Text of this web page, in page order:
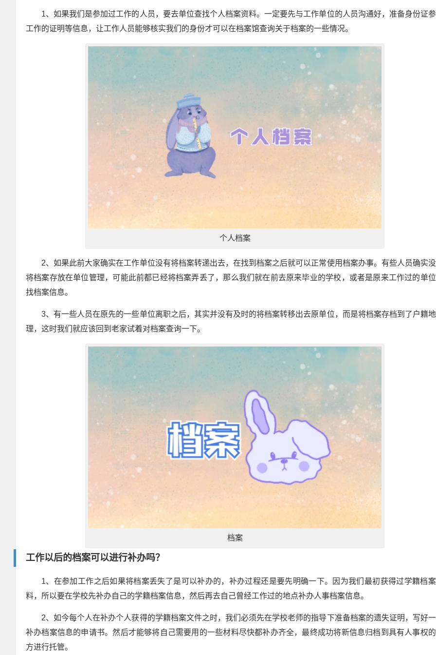
1、如果我们是参加过工作的人员，要去单位查找个人档案资料。一定要先与工作单位的人员沟通好，准备身份证
工作的证明等信息，让工作人员能够核实我们的身份才可以在档案馆查询关于档案的一些情况。
个人档案
2、如果此前大家确实在工作单位没有将档案转递出去，在找到档案之后就可以正常使用档案办事。有些人员确实
将档案存放在单位管理，可能此前都已经将档案弄丢了，那么我们就在前去原来毕业的学校，或者是原来工作过的单
找档案信息。
3、有一些人员在原先的一些单位离职之后，其实并没有及时的将档案转移出去原单位，而是将档案存档到了户籍
理，这时我们就应该回到老家试着对档案查询一下。
档案
工作以后的档案可以进行补办吗？
1、在参加工作之后如果将档案丢失了是可以补办的，补办过程还是要先明确一下。因为我们最初获得过学籍档
料，所以要在学校先补办自己的学籍档案信息，然后再去自己曾经工作过的地点补办人事档案信息。
2、如今每个人在补办个人获得的学籍档案文件之时，我们必须先在学校老师的指导下准备档案的遗失证明，写好
补办档案信息的申请书。然后才能够将自己需要用的一些材料尽快都补办齐全，最终成功将新信息归档到具有人事权
方进行托管。